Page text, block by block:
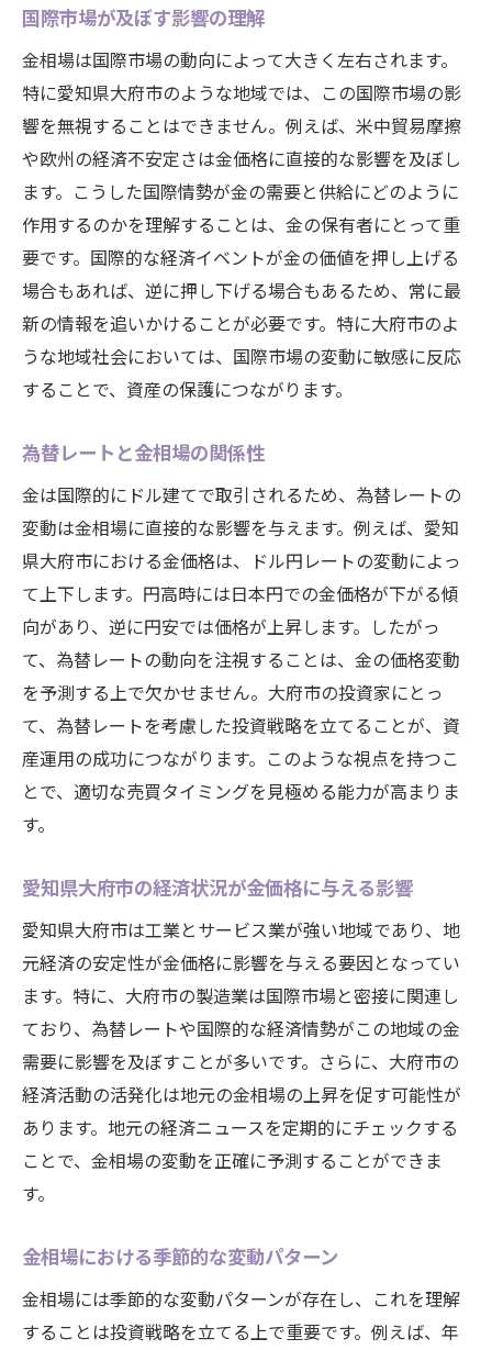
国際市場が及ぼす影響の理解
金相場は国際市場の動向によって大きく左右されます。
特に愛知県大府市のような地域では、この国際市場の影
響を無視することはできません。例えば、米中貿易摩擦
や欧州の経済不安定さは金価格に直接的な影響を及ぼし
ます。こうした国際情勢が金の需要と供給にどのように
作用するのかを理解することは、金の保有者にとって重
要です。国際的な経済イベントが金の価値を押し上げる
場合もあれば、逆に押し下げる場合もあるため、常に最
新の情報を追いかけることが必要です。特に大府市のよ
うな地域社会においては、国際市場の変動に敏感に反応
することで、資産の保護につながります。
為替レートと金相場の関係性
金は国際的にドル建てで取引されるため、為替レートの
変動は金相場に直接的な影響を与えます。例えば、愛知
県大府市における金価格は、ドル円レートの変動によっ
て上下します。円高時には日本円での金価格が下がる傾
向があり、逆に円安では価格が上昇します。したがっ
て、為替レートの動向を注視することは、金の価格変動
を予測する上で欠かせません。大府市の投資家にとっ
て、為替レートを考慮した投資戦略を立てることが、資
産運用の成功につながります。このような視点を持つこ
とで、適切な売買タイミングを見極める能力が高まりま
す。
愛知県大府市の経済状況が金価格に与える影響
愛知県大府市は工業とサービス業が強い地域であり、地
元経済の安定性が金価格に影響を与える要因となってい
ます。特に、大府市の製造業は国際市場と密接に関連し
ており、為替レートや国際的な経済情勢がこの地域の金
需要に影響を及ぼすことが多いです。さらに、大府市の
経済活動の活発化は地元の金相場の上昇を促す可能性が
あります。地元の経済ニュースを定期的にチェックする
ことで、金相場の変動を正確に予測することができま
す。
金相場における季節的な変動パターン
金相場には季節的な変動パターンが存在し、これを理解
することは投資戦略を立てる上で重要です。例えば、年